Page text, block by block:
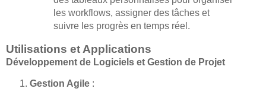
les workflows, assigner des tâches et
suivre les progrès en temps réel.
Utilisations et Applications
Développement de Logiciels et Gestion de Projet
Gestion Agile :